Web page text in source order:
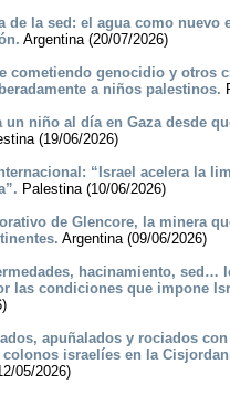
de la sed: el agua como nuevo
Argentina (20/07/2026)
cometiendo genocidio y otros
a niños palestinos.
un niño al día en Gaza desde
(19/06/2026)
“Israel acelera la
Palestina (10/06/2026)
de Glencore, la minera
Argentina (09/06/2026)
hacinamiento, sed…
las condiciones que impone
apuñalados y rociados
israelíes en la
05/2026)